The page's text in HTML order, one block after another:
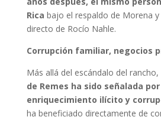
Rica bajo el respaldo de Morena
directo de Rocío Nahle.
Corrupción familiar, negocios
Más allá del escándalo del rancho,
de Remes ha sido señalada
enriquecimiento ilícito y
ha beneficiado directamente de